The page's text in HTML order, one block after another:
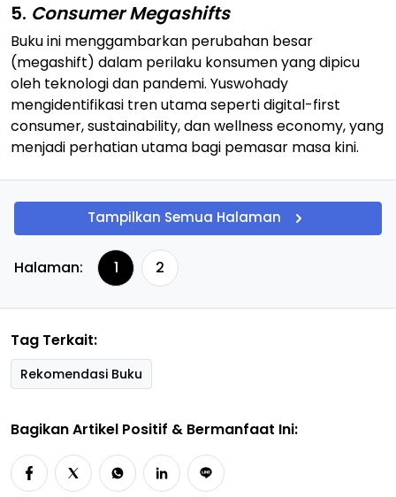
5. Consumer Megashifts
Buku ini menggambarkan perubahan besar
(megashift) dalam perilaku konsumen yang dipicu
oleh teknologi dan pandemi. Yuswohady
mengidentifikasi tren utama seperti digital-first
consumer, sustainability, dan wellness economy, yang
menjadi perhatian utama bagi pemasar masa kini.
Tampilkan Semua Halaman
Halaman: 1 2
Tag Terkait:
Rekomendasi Buku
Bagikan Artikel Positif & Bermanfaat Ini: